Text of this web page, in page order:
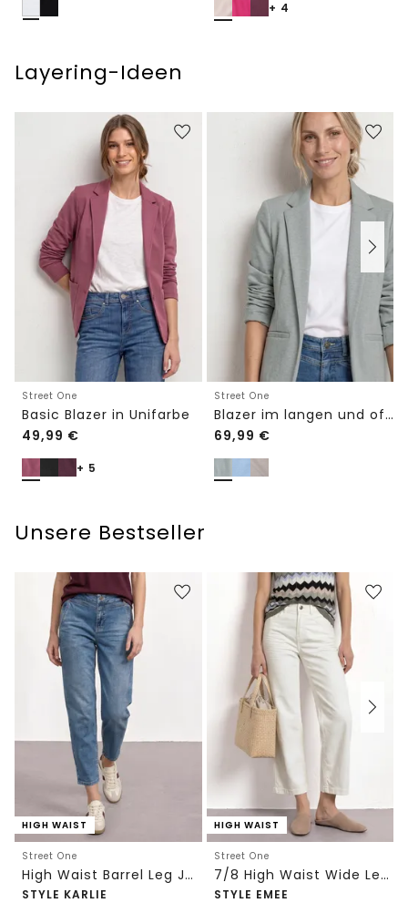
+ 4
Layering-Ideen
Street One
Basic Blazer in Unifarbe
49,99 €
+ 5
Street One
Blazer im langen und offenen Schnitt
69,99 €
Unsere Bestseller
HIGH WAIST
Street One
High Waist Barrel Leg Jeans im Loose Fit
STYLE KARLIE
HIGH WAIST
Street One
7/8 High Waist Wide Leg Jeans im Loose Fit
STYLE EMEE